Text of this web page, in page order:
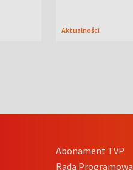
Aktualności
Abonament TVP
Rada Programowa